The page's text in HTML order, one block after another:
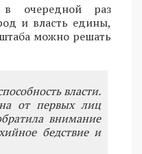
очередной раз
и власть едины,
можно решать
власти.
от первых лиц
внимание
бедствие и